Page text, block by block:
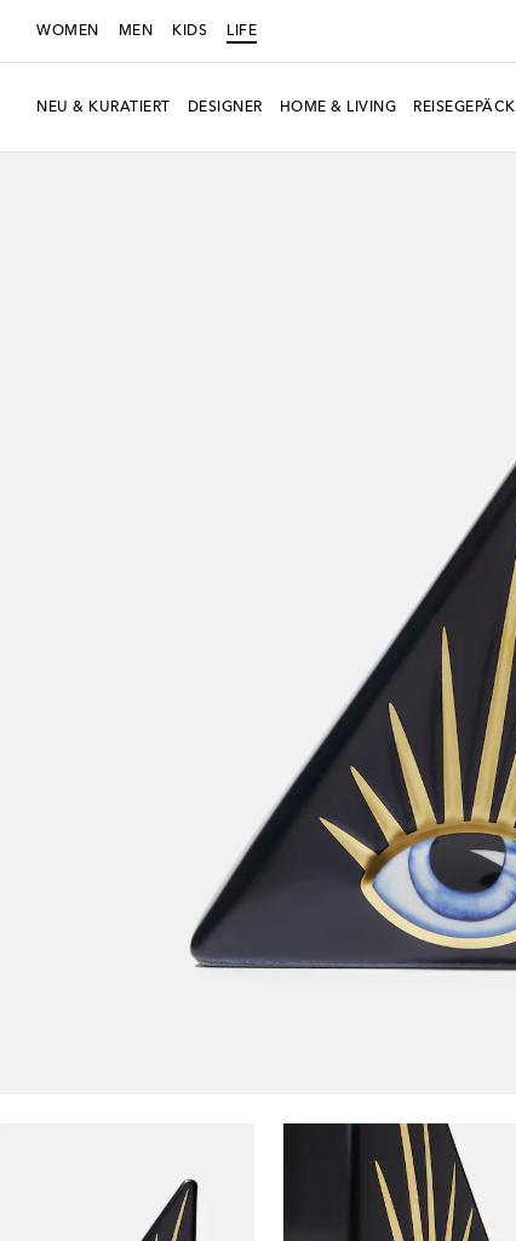
WOMEN MEN KIDS LIFE
NEU & KURATIERT DESIGNER HOME & LIVING REISEGEPÄCK